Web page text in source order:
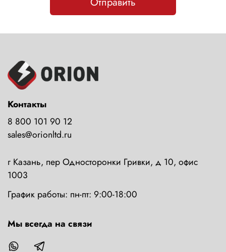
Контакты
8 800 101 90 12
sales@orionltd.ru
г Казань, пер Односторонки Гривки, д 10, офис
1003
График работы: пн-пт: 9:00-18:00
Мы всегда на связи